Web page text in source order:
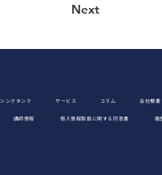
Next
シンクタンク サービス コラム 会社概要
講師情報 個人情報取扱に関する同意書 履